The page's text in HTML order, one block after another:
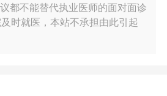
都不能替代执业医师的面对面诊
时就医，本站不承担由此引起